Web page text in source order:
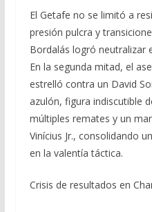
El Getafe no se limitó a
presión pulcra y
Bordalás logró neutralizar
En la segunda mitad, el
estrelló contra un David
azulón, figura indiscutible
múltiples remates y un
Vinícius Jr., consolidando
en la valentía táctica.
Crisis de resultados en